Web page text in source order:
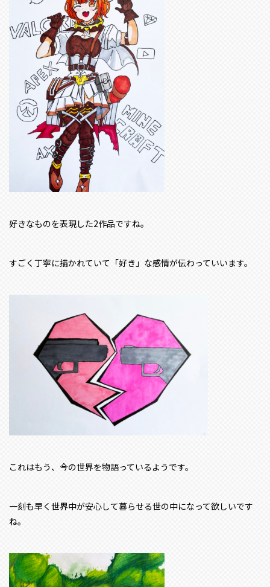
好きなものを表現した2作品ですね。
すごく丁寧に描かれていて「好き」な感情が伝わっていいます。
これはもう、今の世界を物語っているようです。
一刻も早く世界中が安心して暮らせる世の中になって欲しいです
ね。